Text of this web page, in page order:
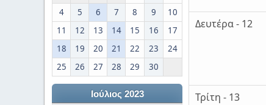
4
5 6 7 8 9
10
11
12 13 14 15 16
17
18
19 20 21 22 23
24
25
26 27 28 29 30
Ιούλιος 2023
Δευτέρα - 12
Τρίτη - 13